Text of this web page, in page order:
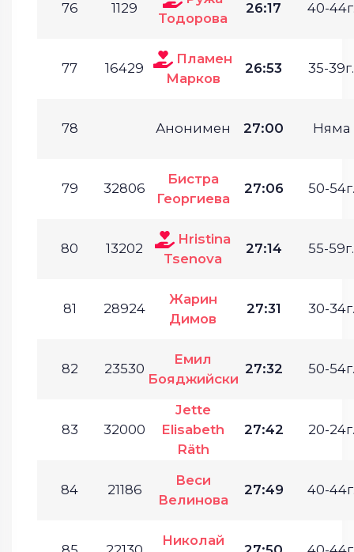
76 1129
Тодорова
26:17 40-
77 16429
Пламен
Марков
26:53 35-39г.
78 Анонимен 27:00 Няма
79 32806
Бистра
Георгиева
27:06 50-54г.
80 13202
Hristina
Tsenova
27:14 55-59г.
81 28924
Жарин
Димов
27:31 30-34г.
82 23530
Емил
Бояджийски
27:32 50-54г.
83 32000
Jette
Elisabeth
Räth
27:42 20-24г.
84 21186
Веси
Велинова
27:49 40-
Николай